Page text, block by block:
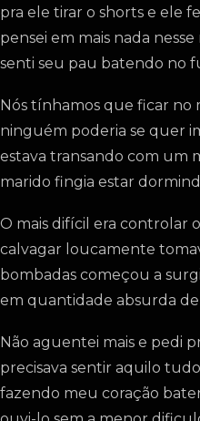
pra ele tirar o shorts e ele
pensei em mais nada
senti seu pau batendo no
Nós tínhamos que ficar no
ninguém poderia se quer
estava transando com um
marido fingia estar
O mais difícil era controlar
calvagar loucamente
bombadas começou a
em quantidade absurda
Não aguentei mais e pedi
precisava sentir aquilo
fazendo meu coração